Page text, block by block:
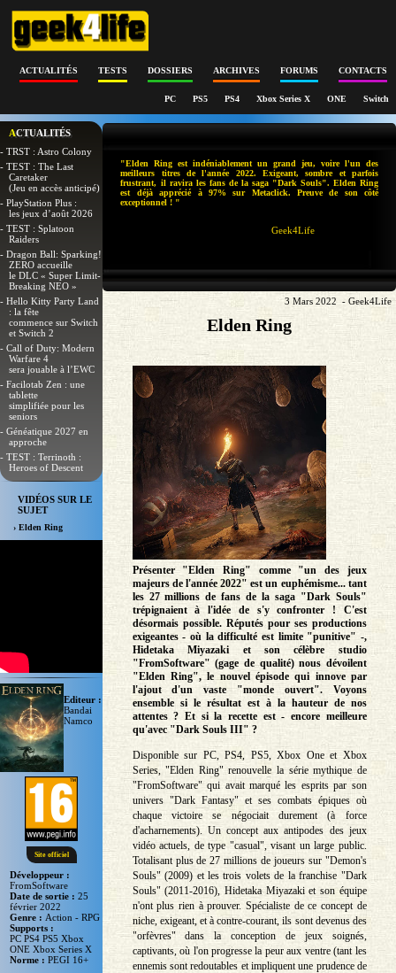
ACTUALITÉS TESTS DOSSIERS ARCHIVES FORUMS CONTACTS
PC PS5 PS4 Xbox Series X ONE Switch
ACTUALITÉS
- TRST : Astro Colony
- TEST : The Last
Caretaker
(Jeu en accès anticipé)
- PlayStation Plus :
les jeux d’août 2026
- TEST : Splatoon
Raiders
- Dragon Ball: Sparking!
ZERO accueille
le DLC « Super Limit-
Breaking NEO »
- Hello Kitty Party Land
: la fête
commence sur Switch
et Switch 2
- Call of Duty: Modern
Warfare 4
sera jouable à l’EWC
- Facilotab Zen : une
tablette
simplifiée pour les
seniors
- Généatique 2027 en
approche
- TEST : Terrinoth :
Heroes of Descent
VIDÉOS SUR LE
SUJET
› Elden Ring
Site officiel
Editeur :
Bandai
Namco
Développeur :
FromSoftware
Date de sortie :25
février 2022
Genre : Action - RPG
Supports :
PC PS4 PS5 Xbox
ONE Xbox Series X
Norme :PEGI 16+
"Elden Ring est indéniablement un grand jeu, voire l'un des
meilleurs titres de l'année 2022. Exigeant, sombre et parfois
frustrant, il ravira les fans de la saga "Dark Souls". Elden Ring
est déjà apprécié à 97% sur Metaclick. Preuve de son côté
exceptionnel ! "
Geek4Life
3 Mars 2022 - Geek4Life
Elden Ring
Présenter "Elden Ring" comme "un des jeux
majeurs de l'année 2022" est un euphémisme... tant
les 27 millions de fans de la saga "Dark Souls"
trépignaient à l'idée de s'y confronter ! C'est
désormais possible. Réputés pour ses productions
exigeantes - où la difficulté est limite "punitive" -,
Hidetaka Miyazaki et son célèbre studio
"FromSoftware" (gage de qualité) nous dévoilent
"Elden Ring", le nouvel épisode qui innove par
l'ajout d'un vaste "monde ouvert". Voyons
ensemble si le résultat est à la hauteur de nos
attentes ? Et si la recette est - encore meilleure
qu'avec "Dark Souls III" ?
Disponible sur PC, PS4, PS5, Xbox One et Xbox
Series, "Elden Ring" renouvelle la série mythique de
"FromSoftware" qui avait marqué les esprits par son
univers "Dark Fantasy" et ses combats épiques où
chaque victoire se négociait durement (à force
d'acharnements). Un concept aux antipodes des jeux
vidéo actuels, de type "casual", visant un large public.
Totalisant plus de 27 millions de joueurs sur "Demon's
Souls" (2009) et les trois volets de la franchise "Dark
Souls" (2011-2016), Hidetaka Miyazaki et son équipe
n'ont plus rien à prouver. Spécialiste de ce concept de
niche, exigeant, et à contre-courant, ils sont devenus des
"orfèvres" dans la conception de jeux soignés,
captivants, où l'on progresse la peur aux ventre (tant les
ennemis sont redoutables et impliquent une prudence de